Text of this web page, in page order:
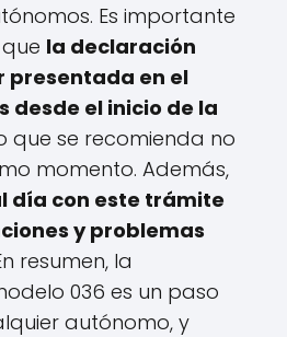
Es importante
la declaración
presentada en el
desde el inicio de la
que se recomienda no
momento. Además,
día con este trámite
y problemas
resumen, la
036 es un paso
autónomo, y